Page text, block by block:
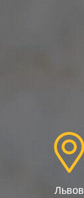
Львов